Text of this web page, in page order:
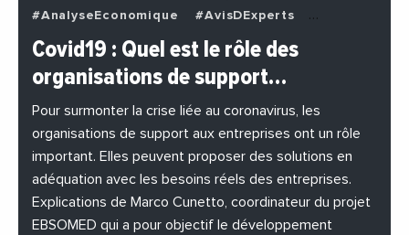
#AnalyseEconomique
#AvisDExperts
#BuzzNews
#Decideurs
#EchangesMediterraneens
#Economie
#EnDirectDe
#Entreprises
#Institutions
#PhotosEtVideos
Covid19 : Quel est le rôle des
organisations de support…
Pour surmonter la crise liée au coronavirus, les
organisations de support aux entreprises ont un rôle
important. Elles peuvent proposer des solutions en
adéquation avec les besoins réels des entreprises.
Explications de Marco Cunetto, coordinateur du projet
EBSOMED qui a pour objectif le développement